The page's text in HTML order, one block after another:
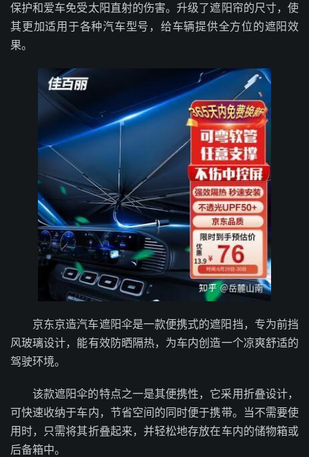
保护和爱车免受太阳直射的伤害。升级了遮阳帘的尺寸，使
其更加适用于各种汽车型号，给车辆提供全方位的遮阳效
果。
京东京造汽车遮阳伞是一款便携式的遮阳挡，专为前挡
风玻璃设计，能有效防晒隔热，为车内创造一个凉爽舒适的
驾驶环境。
该款遮阳伞的特点之一是其便携性，它采用折叠设计，
可快速收纳于车内，节省空间的同时便于携带。当不需要使
用时，只需将其折叠起来，并轻松地存放在车内的储物箱或
后备箱中。